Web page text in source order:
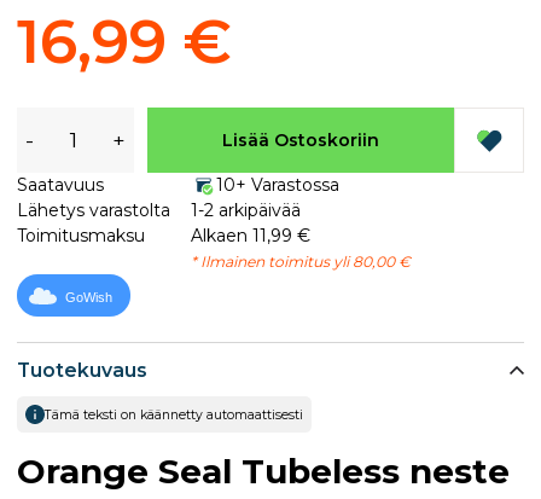
Tuotekuvaus
Tämä teksti on käännetty automaattisesti
Orange Seal Tubeless neste
16,99 €
- + Lisää Ostoskoriin
Saatavuus
10+ Varastossa
Lähetys varastolta
1-2 arkipäivää
Toimitusmaksu
Alkaen 11,99 €
* Ilmainen toimitus yli 80,00 €
GoWish